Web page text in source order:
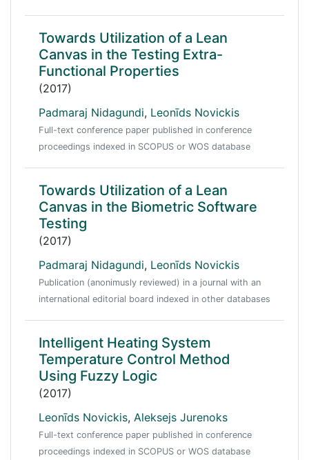
Towards Utilization of a Lean
Canvas in the Testing Extra-
Functional Properties
(2017)
Padmaraj Nidagundi, Leonīds Novickis
Full-text conference paper published in conference
proceedings indexed in SCOPUS or WOS database
Towards Utilization of a Lean
Canvas in the Biometric Software
Testing
(2017)
Padmaraj Nidagundi, Leonīds Novickis
Publication (anonimusly reviewed) in a journal with an
international editorial board indexed in other databases
Intelligent Heating System
Temperature Control Method
Using Fuzzy Logic
(2017)
Leonīds Novickis, Aleksejs Jurenoks
Full-text conference paper published in conference
proceedings indexed in SCOPUS or WOS database